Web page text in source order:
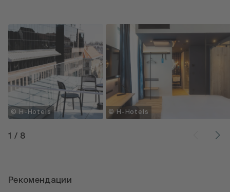
© H-Hotels © H-Hotels
1 / 8
Рекомендации